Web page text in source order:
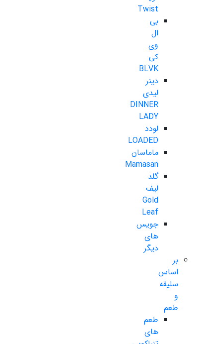
Twist
بی
ال
وی
کی
BLVK
دینر
لیدی
DINNER
LADY
لودد
LOADED
ماماسان
Mamasan
گلد
لیف
Gold
Leaf
جویس
های
دیگر
بر
اساس
سلیقه
و
طعم
طعم
های